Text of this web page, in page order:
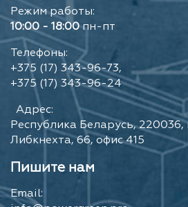
Режим работы:
10:00 - 18:00 пн-пт
Телефоны:
+375 (17) 343-96-73,
+375 (17) 343-96-24
Адрес:
Республика Беларусь, 220036,
Либкнехта, 66, офис 415
Пишите нам
Email: